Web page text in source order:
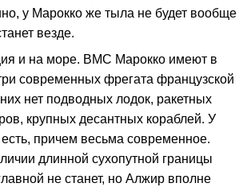
у Марокко же тыла не будет вообще
везде.
и на море. ВМС Марокко имеют в
современных фрегата французской
нет подводных лодок, ракетных
крупных десантных кораблей. У
причем весьма современное.
длинной сухопутной границы
не станет, но Алжир вполне